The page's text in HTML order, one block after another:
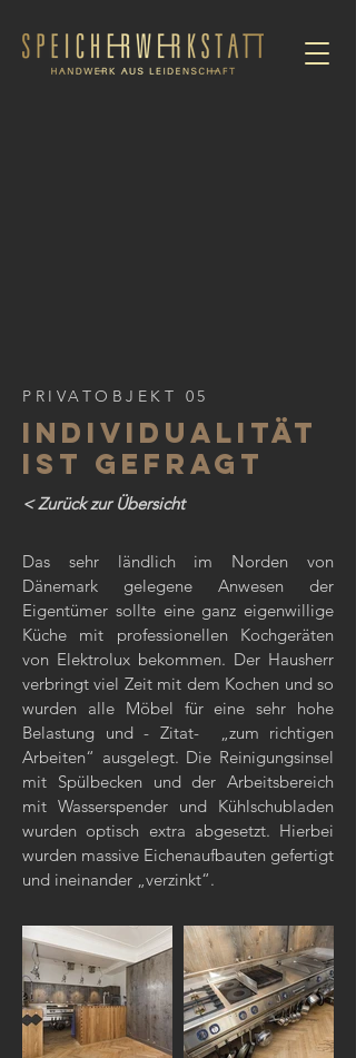
PRIVATOBJEKT 05
INDIVIDUALITÄT
IST GEFRAGT
< Zurück zur Übersicht
Das sehr ländlich im Norden von
Dänemark gelegene Anwesen der
Eigentümer sollte eine ganz eigenwillige
Küche mit professionellen Kochgeräten
von Elektrolux bekommen. Der Hausherr
verbringt viel Zeit mit dem Kochen und so
wurden alle Möbel für eine sehr hohe
Belastung und - Zitat- „zum richtigen
Arbeiten“ ausgelegt. Die Reinigungsinsel
mit Spülbecken und der Arbeitsbereich
mit Wasserspender und Kühlschubladen
wurden optisch extra abgesetzt. Hierbei
wurden massive Eichenaufbauten gefertigt
und ineinander „verzinkt“.